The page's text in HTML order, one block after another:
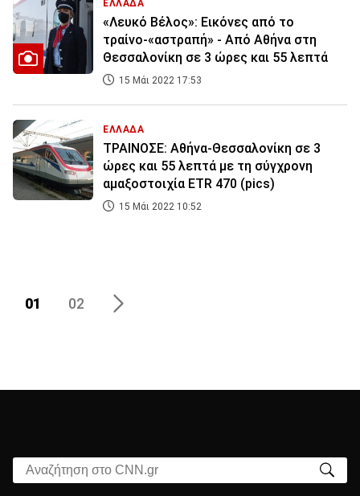
ΕΛΛΑΔΑ
«Λευκό Βέλος»: Εικόνες από το
τραίνο-«αστραπή» - Από Αθήνα στη
Θεσσαλονίκη σε 3 ώρες και 55 λεπτά
15 Μάι 2022 17:53
ΕΛΛΑΔΑ
ΤΡΑΙΝΟΣΕ: Αθήνα-Θεσσαλονίκη σε 3
ώρες και 55 λεπτά με τη σύγχρονη
αμαξοστοιχία ETR 470 (pics)
15 Μάι 2022 10:52
01 02
Αναζήτηση στο CNN.gr